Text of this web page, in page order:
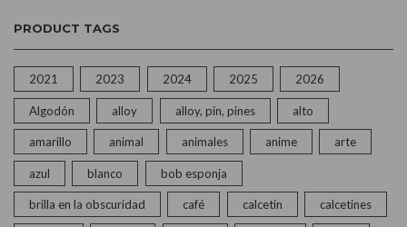
PRODUCT TAGS
2021 2023 2024 2025 2026
Algodón alloy alloy, pin, pines alto
amarillo animal animales anime arte
azul blanco bob esponja
brilla en la obscuridad café calcetin calcetines